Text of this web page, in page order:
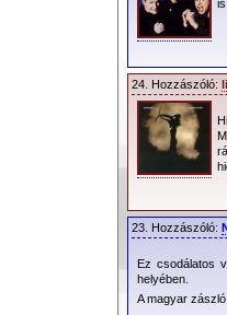
24. Hozzászóló:
23. Hozzászóló:
Ez csodálatos
helyében.
A magyar